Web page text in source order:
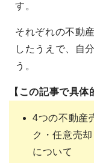
す。
それぞれの不動
したうえで、自
う。
【この記事で具体
4つの不動産
ク・任意売
について